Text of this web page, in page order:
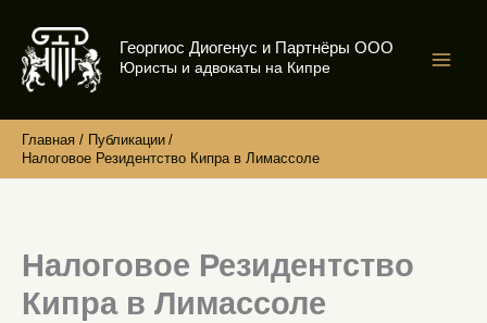
содержимому
Георгиос Диогенус и Партнёры ООО
Юристы и адвокаты на Кипре
Главная
Публикации
Налоговое Резидентство Кипра в Лимассоле
Налоговое Резидентство
Кипра в Лимассоле